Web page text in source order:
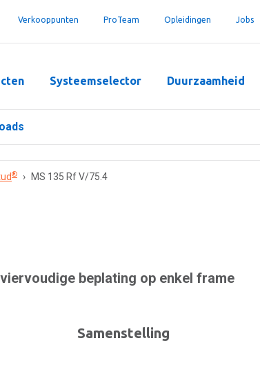
Verkooppunten ProTeam Opleidingen Jobs
Systeemselector Duurzaamheid
® › MS 135 Rf V/75.4
beplating op enkel frame
Samenstelling